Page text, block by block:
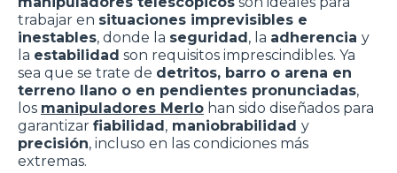
trabajar en situaciones imprevisibles e
inestables, donde la seguridad, la adherencia y
la estabilidad son requisitos imprescindibles. Ya
sea que se trate de detritos, barro o arena en
terreno llano o en pendientes pronunciadas,
los manipuladores Merlo han sido diseñados para
garantizar fiabilidad, maniobrabilidad y
precisión, incluso en las condiciones más
extremas.